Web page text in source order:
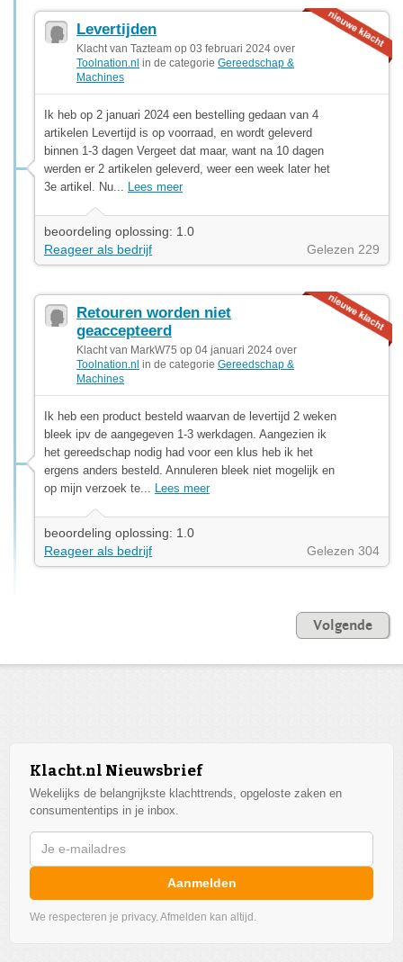
Levertijden
Klacht van Tazteam op 03 februari 2024 over
Toolnation.nl in de categorie Gereedschap &
Machines
Ik heb op 2 januari 2024 een bestelling gedaan van 4
artikelen Levertijd is op voorraad, en wordt geleverd
binnen 1-3 dagen Vergeet dat maar, want na 10 dagen
werden er 2 artikelen geleverd, weer een week later het
3e artikel. Nu... Lees meer
beoordeling oplossing: 1.0
Reageer als bedrijf
Gelezen 229
Retouren worden niet
geaccepteerd
Klacht van MarkW75 op 04 januari 2024 over
Toolnation.nl in de categorie Gereedschap &
Machines
Ik heb een product besteld waarvan de levertijd 2 weken
bleek ipv de aangegeven 1-3 werkdagen. Aangezien ik
het gereedschap nodig had voor een klus heb ik het
ergens anders besteld. Annuleren bleek niet mogelijk en
op mijn verzoek te... Lees meer
beoordeling oplossing: 1.0
Reageer als bedrijf
Gelezen 304
Volgende
Klacht.nl Nieuwsbrief
Wekelijks de belangrijkste klachttrends, opgeloste zaken en
consumententips in je inbox.
Aanmelden
We respecteren je privacy. Afmelden kan altijd.